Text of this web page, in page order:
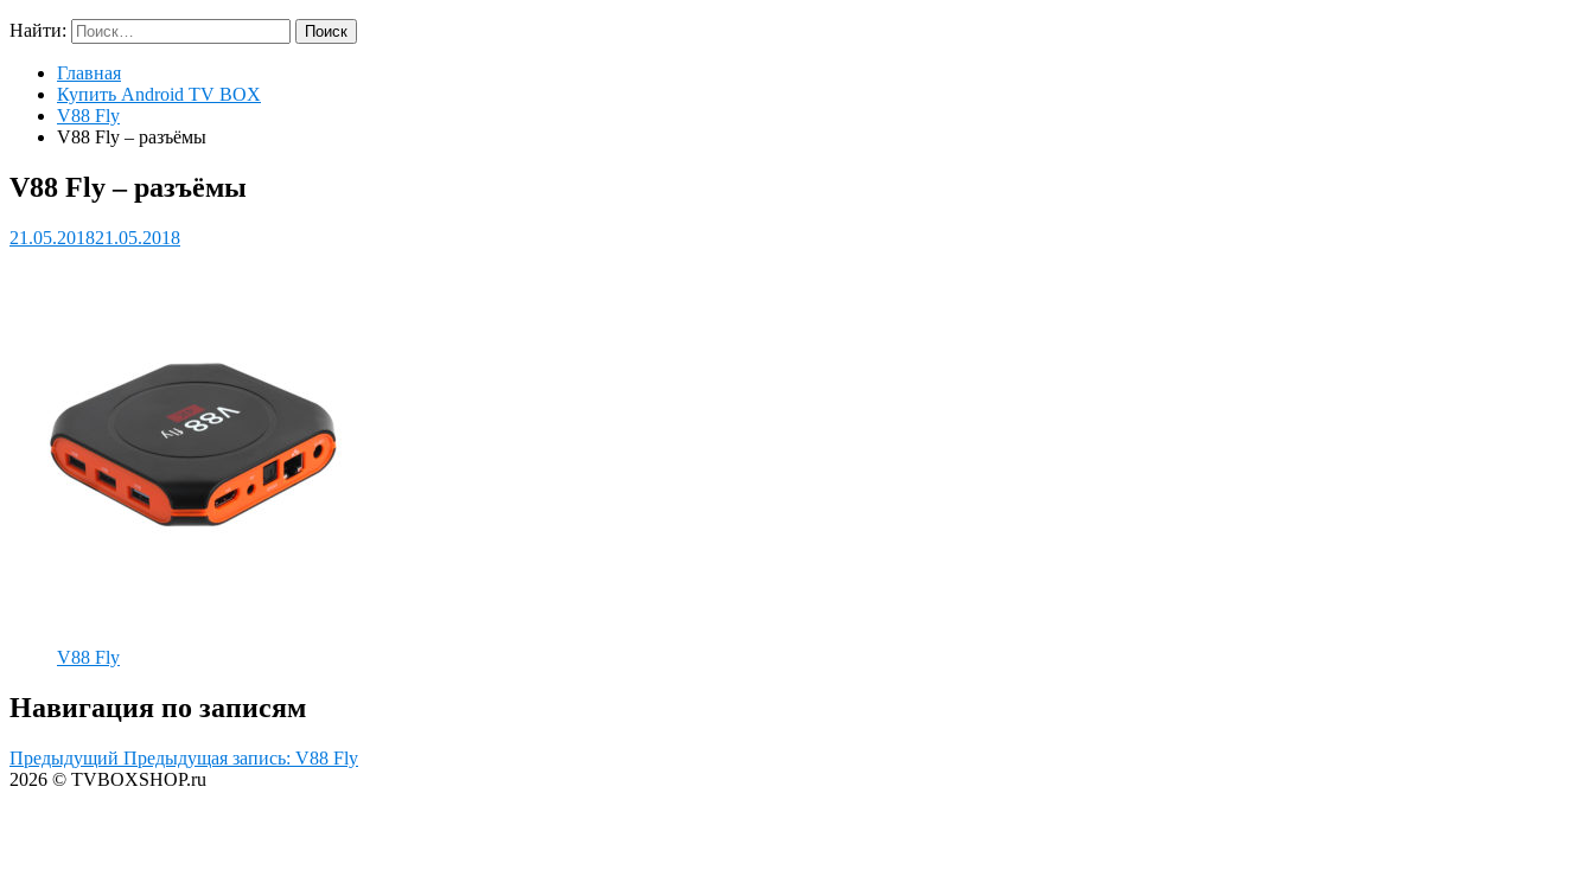
Найти:
Главная
Купить Android TV BOX
V88 Fly
V88 Fly – разъёмы
V88 Fly – разъёмы
21.05.201821.05.2018
V88 Fly
Навигация по записям
Предыдущий Предыдущая запись: V88 Fly
2026 © TVBOXSHOP.ru